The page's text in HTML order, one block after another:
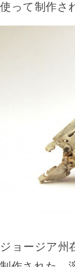
使って制作さ
ジョージア州